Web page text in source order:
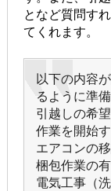
となど質問す
てくれます。
以下の内容
るように準
引越しの希
作業を開始
エアコンの
梱包作業の
電気工事（